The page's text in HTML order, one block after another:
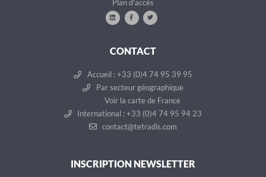
Plan d'accès
CONTACT
Accueil : +33 (0)4 74 95 39 95
Par secteur géographique
Voir la carte de France
International : +33 (0)4 74 95 94 23
contact@tetradis.com
INSCRIPTION NEWSLETTER